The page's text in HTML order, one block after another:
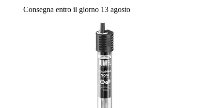
Consegna entro il giorno 13 agosto